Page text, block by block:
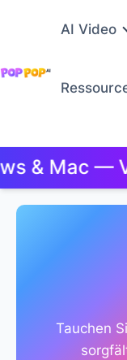
AI Video
& Mac —
Tauchen